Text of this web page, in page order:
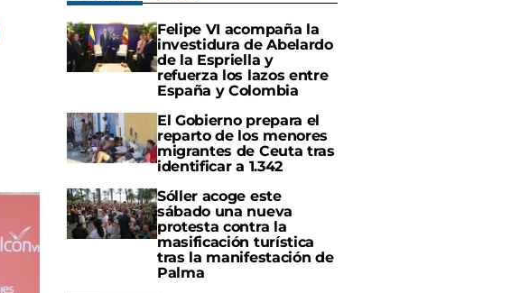
Felipe VI acompaña la
investidura de Abelardo
de la Espriella y
refuerza los lazos entre
España y Colombia
El Gobierno prepara el
reparto de los menores
migrantes de Ceuta tras
identificar a 1.342
Sóller acoge este
sábado una nueva
protesta contra la
masificación turística
tras la manifestación de
Palma